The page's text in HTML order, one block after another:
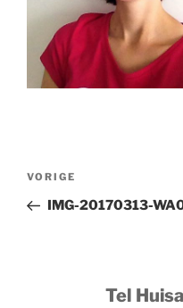
Bericht
Vorig
bericht
VORIGE
IMG-20170313-
Tel